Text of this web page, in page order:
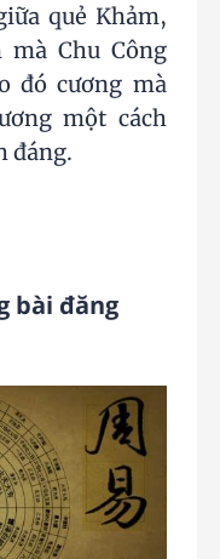
quẻ Khảm,
Chu Công
đó cương mà
một cách
đáng.
bài đăng